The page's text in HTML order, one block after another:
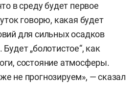
в среду будет первое
говорю, какая будет
для сильных осадков
„болотистое“, как
состояние атмосферы.
не прогнозируем», — сказал